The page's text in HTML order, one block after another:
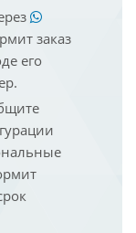
заказ
его